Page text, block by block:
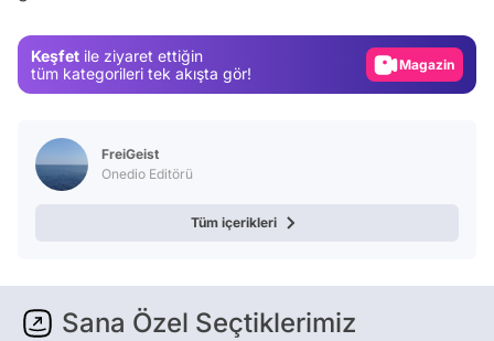
Keşfet ile ziyaret ettiğin
tüm kategorileri tek akışta gör!
Magazin
FreiGeist
Onedio Editörü
Tüm içerikleri
Sana Özel Seçtiklerimiz